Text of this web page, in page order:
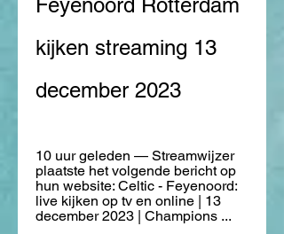
kijken streaming 13
december 2023
10 uur geleden — Streamwijzer
plaatste het volgende bericht op
hun website: Celtic - Feyenoord:
live kijken op tv en online | 13
december 2023 | Champions ...